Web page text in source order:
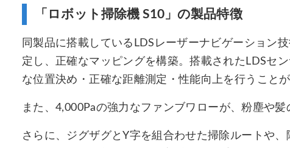
「ロボット掃除機 S10」の製品特徴
同製品に搭載しているLDSレーザーナビゲーション
定し、正確なマッピングを構築。搭載されたLDSセ
な位置決め・正確な距離測定・性能向上を行うことが
また、4,000Paの強力なファンブワローが、粉塵や髪
さらに、ジグザグとY字を組合わせた掃除ルートや